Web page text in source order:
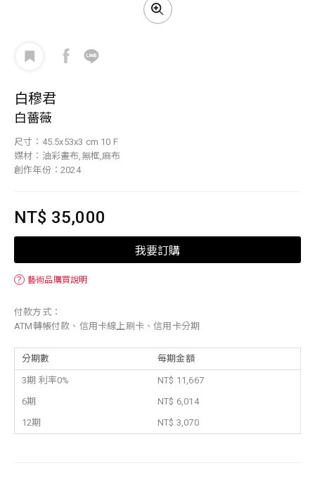
白穆君
白薔薇
尺寸：45.5x53x3 cm 10 F
媒材：油彩畫布,無框,麻布
創作年份：2024
NT$ 35,000
我要訂購
？ 藝術品購買說明
付款方式：
ATM轉帳付款、信用卡線上刷卡、信用卡分期
分期數 每期金額
3期 利率0%
NT$ 11,667
6期
NT$ 6,014
12期
NT$ 3,070